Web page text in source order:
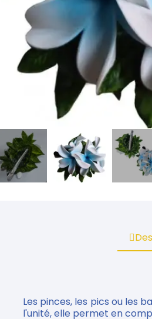
Les pinces, les pics ou les
l'unité, elle permet en